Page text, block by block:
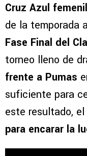
Cruz Azul femenil
de la temporada
Fase Final del
torneo lleno de
frente a Pumas
suficiente para
este resultado,
para encarar la